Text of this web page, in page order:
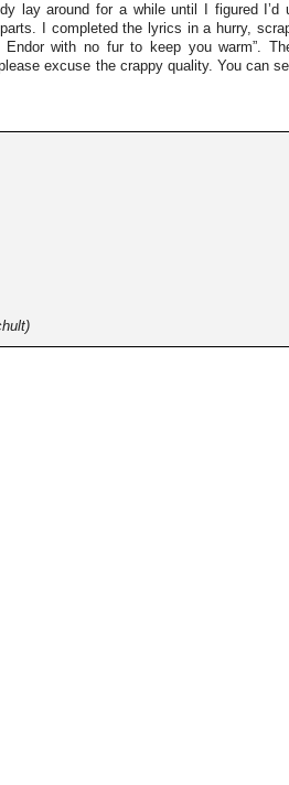
lay around for a while until I figured I’d
I completed the lyrics in a hurry,
with no fur to keep you warm”.
excuse the crappy quality. You can